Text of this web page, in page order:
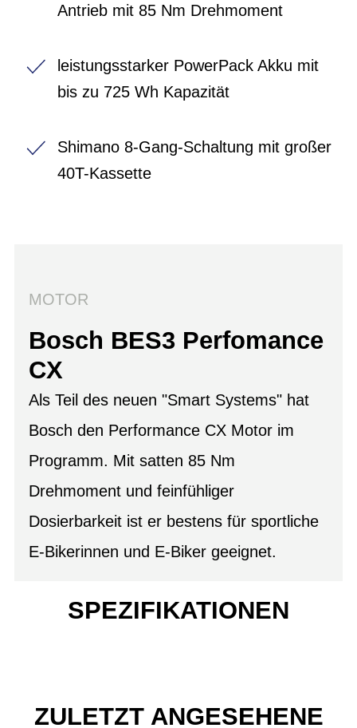
Antrieb mit 85 Nm Drehmoment
leistungsstarker PowerPack Akku mit
bis zu 725 Wh Kapazität
Shimano 8-Gang-Schaltung mit großer
40T-Kassette
MOTOR
Bosch BES3 Perfomance
CX
Als Teil des neuen "Smart Systems" hat
Bosch den Performance CX Motor im
Programm. Mit satten 85 Nm
Drehmoment und feinfühliger
Dosierbarkeit ist er bestens für sportliche
E-Bikerinnen und E-Biker geeignet.
SPEZIFIKATIONEN
ZULETZT ANGESEHENE